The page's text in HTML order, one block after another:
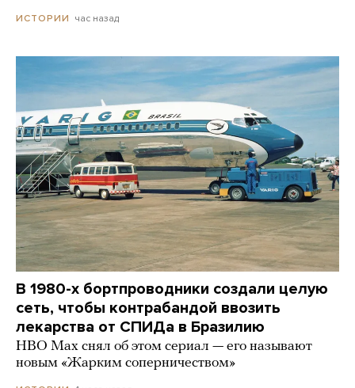
ИСТОРИИ час назад
В 1980-х бортпроводники создали целую
сеть, чтобы контрабандой ввозить
лекарства от СПИДа в Бразилию
HBO Max снял об этом сериал — его называют
новым «Жарким соперничеством»